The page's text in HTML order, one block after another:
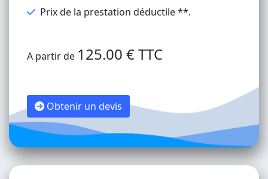
Prix de la prestation déductile **.
A partir de 125.00 € TTC
Obtenir un devis